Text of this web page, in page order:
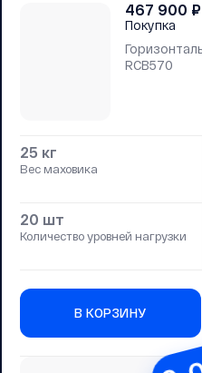
467 900 ₽
Покупка
RCB570
25 кг
Вес маховика
20 шт
Количество уровней нагрузки
В КОРЗИНУ